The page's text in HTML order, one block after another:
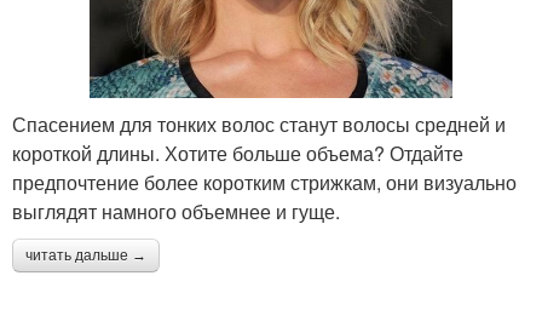
Спасением для тонких волос станут волосы средней и
короткой длины. Хотите больше объема? Отдайте
предпочтение более коротким стрижкам, они визуально
выглядят намного объемнее и гуще.
читать дальше →